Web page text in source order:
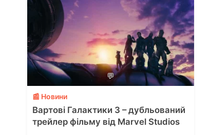
💬
📰 Новини
Вартові Галактики 3 – дубльований
трейлер фільму від Marvel Studios